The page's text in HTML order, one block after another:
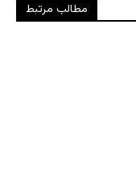
مطالب مرتبط